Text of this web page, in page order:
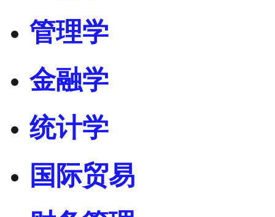
管理学
金融学
统计学
国际贸易